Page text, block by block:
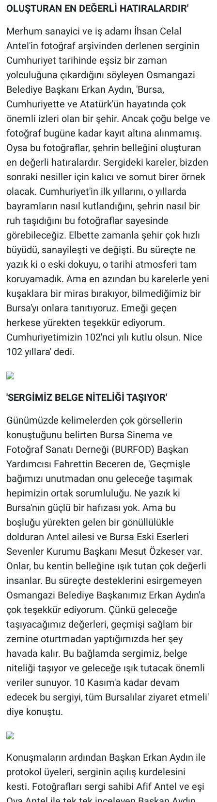
OLUŞTURAN EN DEĞERLİ HATIRALARDIR'
Merhum sanayici ve iş adamı İhsan Celal
Antel'in fotoğraf arşivinden derlenen serginin
Cumhuriyet tarihinde eşsiz bir zaman
yolculuğuna çıkardığını söyleyen Osmangazi
Belediye Başkanı Erkan Aydın, 'Bursa,
Cumhuriyette ve Atatürk'ün hayatında çok
önemli izleri olan bir şehir. Ancak çoğu belge ve
fotoğraf bugüne kadar kayıt altına alınmamış.
Oysa bu fotoğraflar, şehrin belleğini oluşturan
en değerli hatıralardır. Sergideki kareler, bizden
sonraki nesiller için kalıcı ve somut birer örnek
olacak. Cumhuriyet'in ilk yıllarını, o yıllarda
bayramların nasıl kutlandığını, şehrin nasıl bir
ruh taşıdığını bu fotoğraflar sayesinde
görebileceğiz. Elbette zamanla şehir çok hızlı
büyüdü, sanayileşti ve değişti. Bu süreçte ne
yazık ki o eski dokuyu, o tarihi atmosferi tam
koruyamadık. Ama en azından bu karelerle yeni
kuşaklara bir miras bırakıyor, bilmediğimiz bir
Bursa'yı onlara tanıtıyoruz. Emeği geçen
herkese yürekten teşekkür ediyorum.
Cumhuriyetimizin 102'nci yılı kutlu olsun. Nice
102 yıllara' dedi.
'SERGİMİZ BELGE NİTELİĞİ TAŞIYOR'
Günümüzde kelimelerden çok görsellerin
konuştuğunu belirten Bursa Sinema ve
Fotoğraf Sanatı Derneği (BURFOD) Başkan
Yardımcısı Fahrettin Beceren de, 'Geçmişle
bağımızı unutmadan onu geleceğe taşımak
hepimizin ortak sorumluluğu. Ne yazık ki
Bursa'nın güçlü bir hafızası yok. Ama bu
boşluğu yürekten gelen bir gönüllülükle
dolduran Antel ailesi ve Bursa Eski Eserleri
Sevenler Kurumu Başkanı Mesut Özkeser var.
Onlar, bu kentin belleğine ışık tutan çok değerli
insanlar. Bu süreçte desteklerini esirgemeyen
Osmangazi Belediye Başkanımız Erkan Aydın'a
çok teşekkür ediyorum. Çünkü geleceğe
taşıyacağımız değerleri, geçmişi sağlam bir
zemine oturtmadan yaptığımızda her şey
havada kalır. Bu bağlamda sergimiz, belge
niteliği taşıyor ve geleceğe ışık tutacak önemli
veriler sunuyor. 10 Kasım'a kadar devam
edecek bu sergiyi, tüm Bursalılar ziyaret etmeli'
diye konuştu.
Konuşmaların ardından Başkan Erkan Aydın ile
protokol üyeleri, serginin açılış kurdelesini
kesti. Fotoğrafları sergi sahibi Afif Antel ve eşi